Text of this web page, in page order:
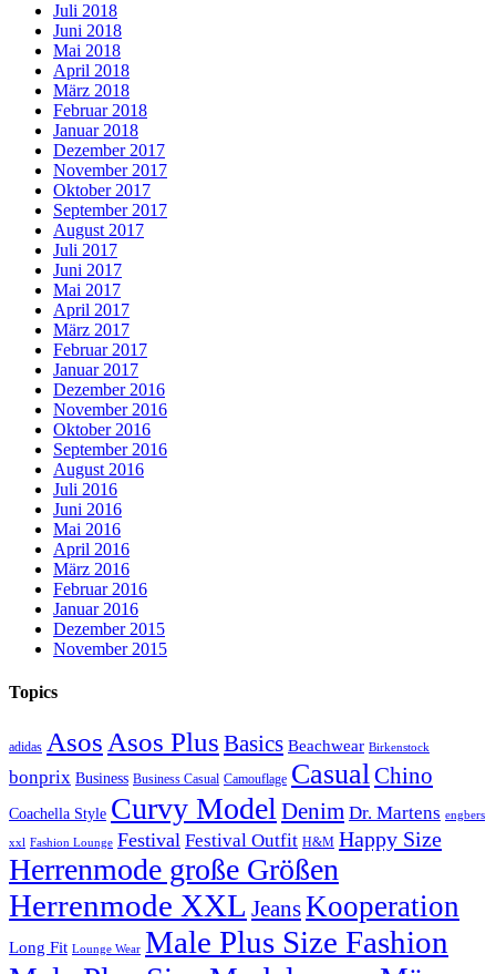
Juli 2018
Juni 2018
Mai 2018
April 2018
März 2018
Februar 2018
Januar 2018
Dezember 2017
November 2017
Oktober 2017
September 2017
August 2017
Juli 2017
Juni 2017
Mai 2017
April 2017
März 2017
Februar 2017
Januar 2017
Dezember 2016
November 2016
Oktober 2016
September 2016
August 2016
Juli 2016
Juni 2016
Mai 2016
April 2016
März 2016
Februar 2016
Januar 2016
Dezember 2015
November 2015
Topics
adidas AsosAsos Plus Basics Beachwear Birkenstock
bonprix Business Business Casual Camouflage CasualChino
Coachella Style Curvy ModelDenim Dr. Martens engbers
xxl Fashion Lounge Festival Festival Outfit H&M Happy Size
Herrenmode große Größen
Herrenmode XXL JeansKooperation
Long Fit Lounge Wear Male Plus Size Fashion